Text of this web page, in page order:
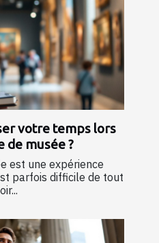
votre temps lors
de musée ?
est une expérience
parfois difficile de tout